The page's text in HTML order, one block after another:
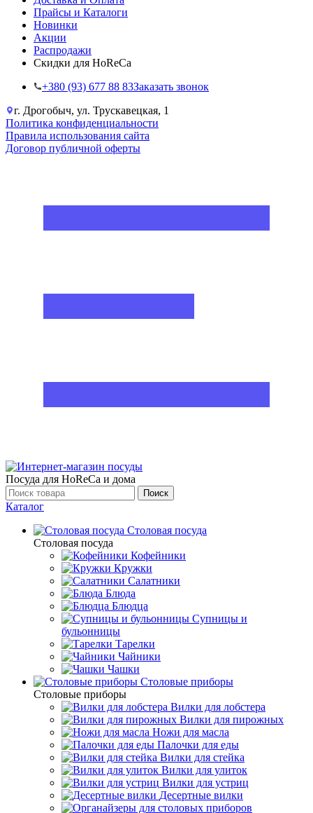
Прайсы и Каталоги
Новинки
Акции
Распродажи
Скидки для HoReCa
+38‎0 (93) 677 88 83Заказать звонок
г. Дрогобыч, ул. Трускавецкая, 1
Политика конфиденциальности
Правила использования сайта
Договор публичной оферты
Посуда для HoReCa и дома
Поиск
Каталог
Столовая посуда
Столовая посуда
Кофейники
Кружки
Салатники
Блюда
Блюдца
Супницы и
бульонницы
Тарелки
Чайники
Чашки
Cтоловые приборы
Cтоловые приборы
Вилки для лобстера
Вилки для пирожных
Ножи для масла
Палочки для еды
Вилки для стейка
Вилки для улиток
Вилки для устриц
Десертные вилки